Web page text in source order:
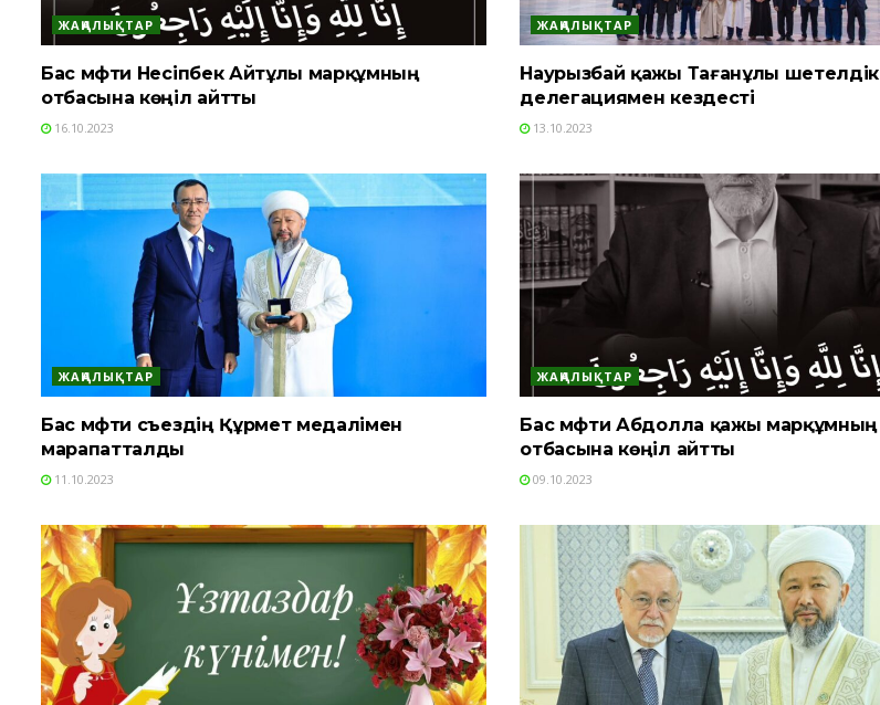
ЖАҢАЛЫҚТАР
Бас мүфти Несіпбек Айтұлы марқұмның
отбасына көңіл айтты
16.10.2023
ЖАҢАЛЫҚТАР
Наурызбай қажы Тағанұлы шетелдік
делегациямен кездесті
13.10.2023
ЖАҢАЛЫҚТАР
Бас мүфти съездің Құрмет медалімен
марапатталды
11.10.2023
ЖАҢАЛЫҚТАР
Бас мүфти Абдолла қажы марқұмның
отбасына көңіл айтты
09.10.2023